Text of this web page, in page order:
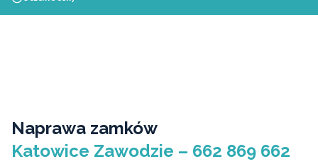
Naprawa zamków
Katowice Zawodzie – 662 869 662